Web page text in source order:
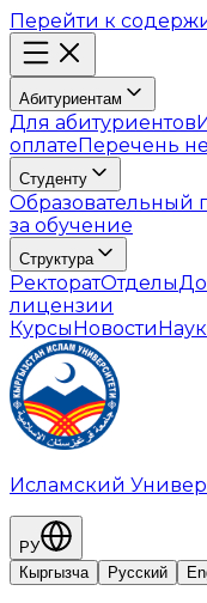
Перейти к
Абитуриентам
Для абитуриентов
оплатеПеречень
Студенту
Образовательный
за обучение
Структура
РекторатОтделы
лицензии
КурсыНовости
Исламский
РУ
Кыргызча
Русский